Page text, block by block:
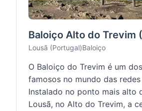
Baloiço Alto do Trevim
Lousã (Portugal)Baloiço
O Baloiço do Trevim é um
famosos no mundo das
Instalado no ponto mais alto
Lousã, no Alto do Trevim, a